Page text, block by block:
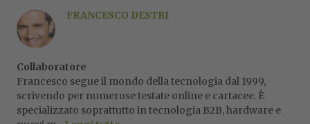
FRANCESCO DESTRI
Collaboratore
Francesco segue il mondo della tecnologia dal 1999,
scrivendo per numerose testate online e cartacee. È
specializzato soprattutto in tecnologia B2B, hardware e